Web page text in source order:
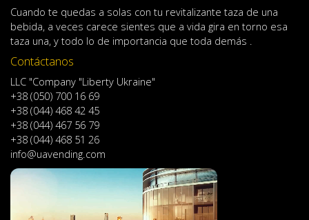
Cuando te quedas a solas con tu revitalizante taza de una
bebida, a veces carece sientes que a vida gira en torno esa
taza una, y todo lo de importancia que toda demás .
Contáctanos
LLC "Company "Liberty Ukraine"
+38 (050) 700 16 69
+38 (044) 468 42 45
+38 (044) 467 56 79
+38 (044) 468 51 26
info@uavending.com